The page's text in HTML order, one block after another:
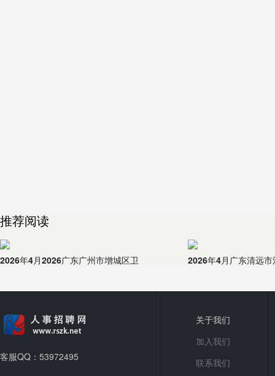
推荐阅读
2026年4月2026广东广州市增城区卫 2026年4月广东清远
客服QQ：53972495
关于我们
加入我们
联系我们